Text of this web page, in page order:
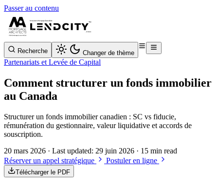
Passer au contenu
Recherche Changer de thème
Partenariats et Levée de Capital
Comment structurer un fonds immobilier
au Canada
Structurer un fonds immobilier canadien : SC vs fiducie,
rémunération du gestionnaire, valeur liquidative et accords de
souscription.
20 mars 2026 · Last updated: 29 juin 2026 · 15 min read
Réserver un appel stratégique
Postuler en ligne
Télécharger le PDF